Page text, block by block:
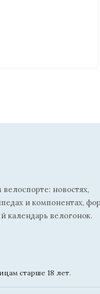
новостях,
и компонентах,
велогонок.
старше 18 лет.